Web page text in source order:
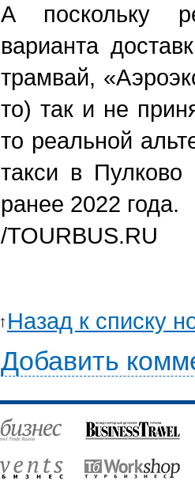
А поскольку
варианта
трамвай,
то) так и не
то реальной
такси в
ранее 2022 года.
/TOURBUS.RU
Назад к списку
Добавить